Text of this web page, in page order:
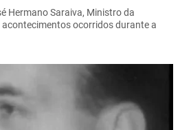
Hermano Saraiva, Ministro da
acontecimentos ocorridos durante a